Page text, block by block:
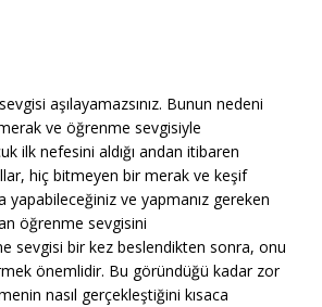
aşılayamazsınız. Bunun nedeni
ve öğrenme sevgisiyle
ilk nefesini aldığı andan itibaren
hiç bitmeyen bir merak ve keşif
yapabileceğiniz ve yapmanız gereken
öğrenme sevgisini
sevgisi bir kez beslendikten sonra, onu
önemlidir. Bu göründüğü kadar zor
nasıl gerçekleştiğini kısaca